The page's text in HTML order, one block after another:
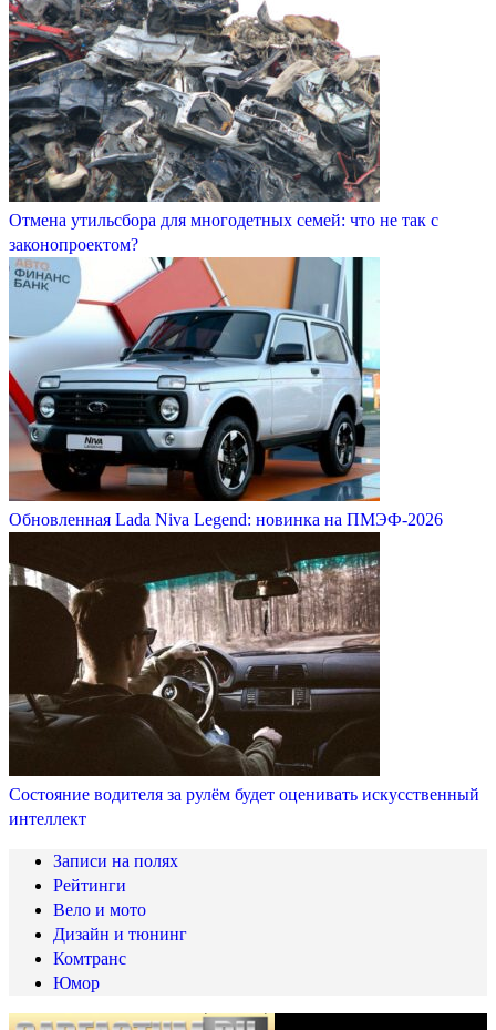
Отмена утильсбора для многодетных семей: что не так с
законопроектом?
Обновленная Lada Niva Legend: новинка на ПМЭФ-2026
Состояние водителя за рулём будет оценивать искусственный
интеллект
Записи на полях
Рейтинги
Вело и мото
Дизайн и тюнинг
Комтранс
Юмор